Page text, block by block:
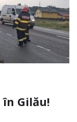
Gilău!